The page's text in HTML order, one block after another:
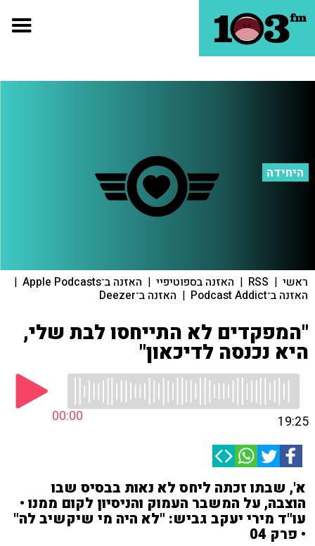
היחידה
ראשי |
RSS
| האזנה בספוטיפיי | האזנה ב־Apple Podcasts |
האזנה ב־Podcast Addict | האזנה ב־Deezer
"המפקדים לא התייחסו לבת שלי,
היא נכנסה לדיכאון"
00:00 19:25
א', שבתו זכתה ליחס לא נאות בבסיס שבו
הוצבה, על המשבר העמוק והניסיון לקום ממנו •
עו"ד מירי יעקב גביש: "לא היה מי שיקשיב לה"
• פרק 04